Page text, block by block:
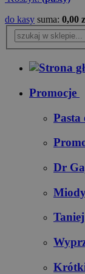
do kasy suma: 0,00
Promocje
Pasta
Dr